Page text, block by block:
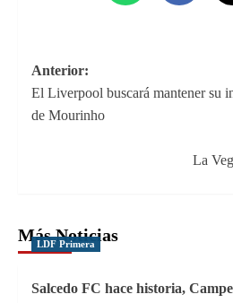
Navegación
de
Anterior:
El Liverpool buscará mantener su
de Mourinho
La
Más Noticias
LDF Primera
Salcedo FC hace historia,